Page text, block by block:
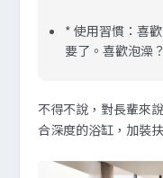
* 使用習慣：喜
要了。喜歡泡澡
不得不說，對長輩來
合深度的浴缸，加裝